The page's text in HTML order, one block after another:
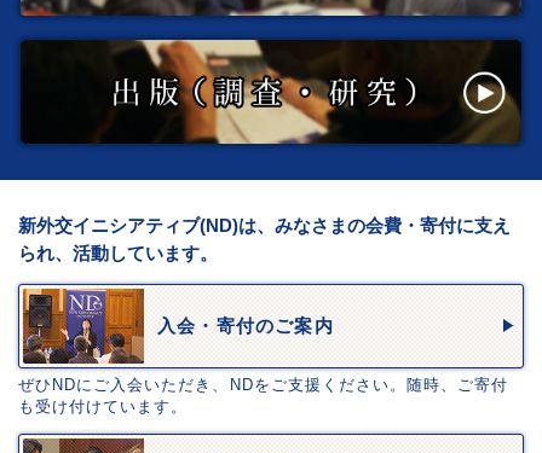
新外交イニシアティブ(ND)は、みなさまの会費・寄付に支え
られ、活動しています。
入会・寄付のご案内
ぜひNDにご入会いただき、NDをご支援ください。随時、ご寄付
も受け付けています。